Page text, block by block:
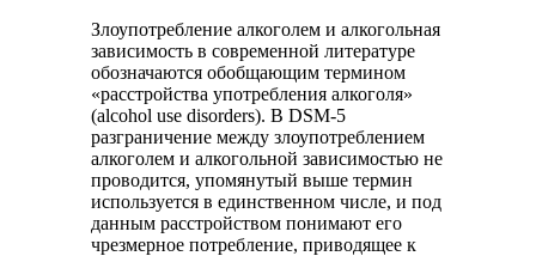
Злоупотребление алкоголем и алкогольная
зависимость в современной литературе
обозначаются обобщающим термином
«расстройства употребления алкоголя»
(alcohol use disorders). В DSM-5
разграничение между злоупотреблением
алкоголем и алкогольной зависимостью не
проводится, упомянутый выше термин
используется в единственном числе, и под
данным расстройством понимают его
чрезмерное потребление, приводящее к